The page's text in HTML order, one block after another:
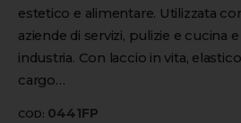
estetico e alimentare. Utilizzata
aziende di servizi, pulizie e cucina
industria. Con laccio in vita,
cargo…
COD: 0441FP